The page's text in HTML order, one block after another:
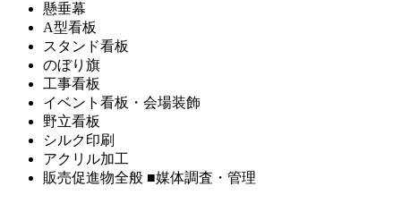
懸垂幕
A型看板
スタンド看板
のぼり旗
工事看板
イベント看板・会場装飾
野立看板
シルク印刷
アクリル加工
販売促進物全般 ■媒体調査・管理